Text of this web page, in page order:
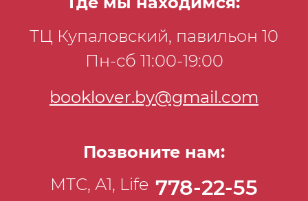
ТЦ Купаловский, павильон 10
Пн-сб 11:00-19:00
booklover.by@gmail.com
Позвоните нам:
МТС, А1, Life 778-22-55